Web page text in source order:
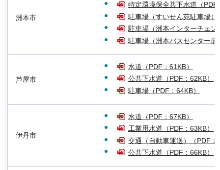
洲本市
特定環境保全共下水道（PDF
駐車場（すいせん苑駐車場）
駐車場（洲本インターチェ
駐車場（洲本バスセンター
芦屋市
水道（PDF：61KB）
公共下水道（PDF：62KB）
駐車場（PDF：64KB）
伊丹市
水道（PDF：67KB）
工業用水道（PDF：63KB）
交通（自動車運送）（PDF：
公共下水道（PDF：66KB）